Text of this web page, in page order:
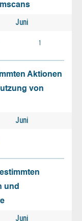
Juni
1
Aktionen
von
Juni
und
Juni